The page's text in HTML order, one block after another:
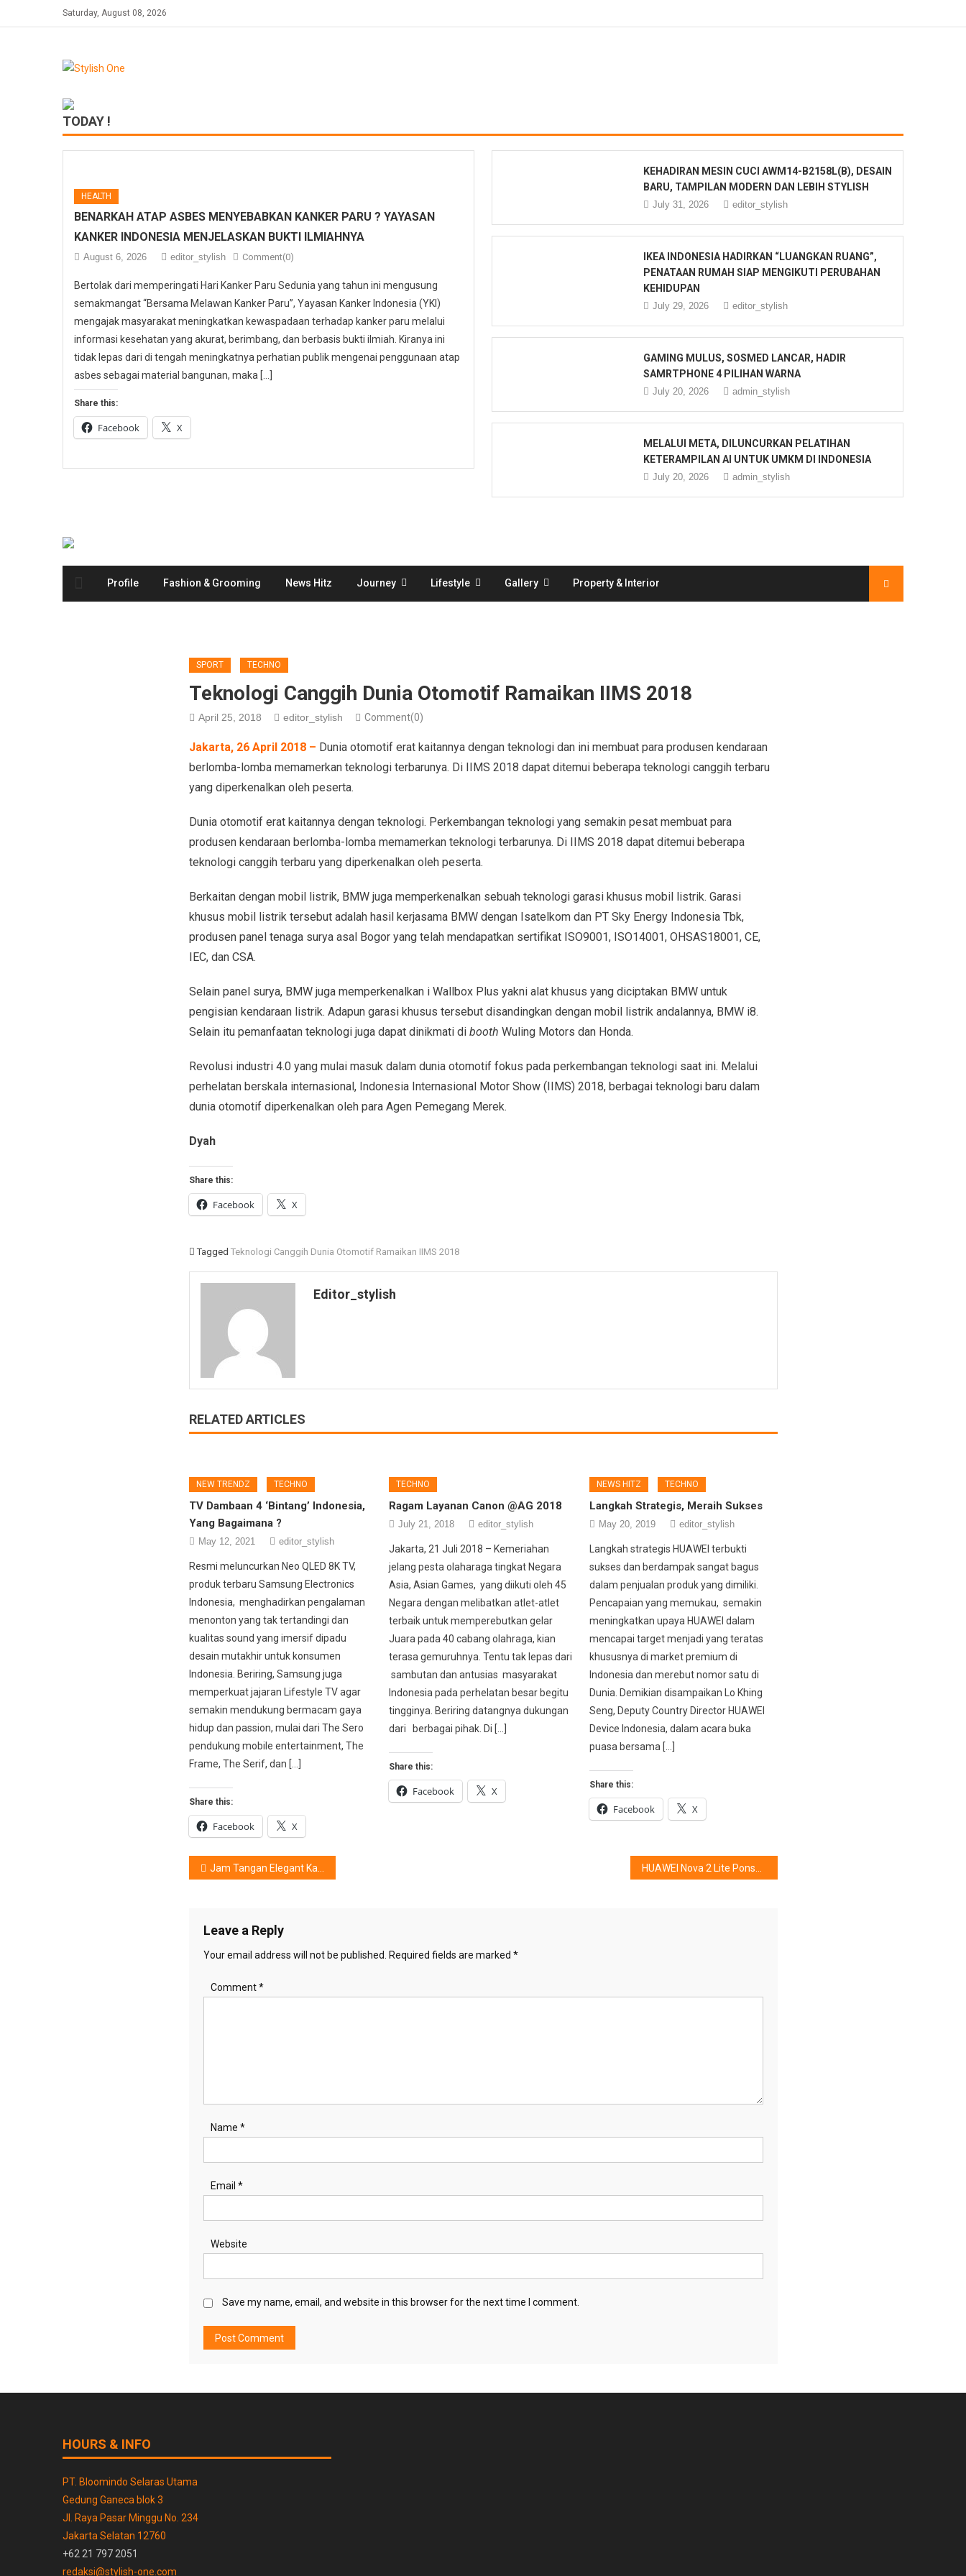
to
Saturday, August 08, 2026
TODAY !
HEALTH
BENARKAH ATAP ASBES MENYEBABKAN KANKER PARU ? YAYASAN
KANKER INDONESIA MENJELASKAN BUKTI ILMIAHNYA
August 6, 2026 editor_stylish Comment(0)
Bertolak dari memperingati Hari Kanker Paru Sedunia yang tahun ini mengusung
semakmangat “Bersama Melawan Kanker Paru”, Yayasan Kanker Indonesia (YKI)
mengajak masyarakat meningkatkan kewaspadaan terhadap kanker paru melalui
informasi kesehatan yang akurat, berimbang, dan berbasis bukti ilmiah. Kiranya ini
tidak lepas dari di tengah meningkatnya perhatian publik mengenai penggunaan atap
asbes sebagai material bangunan, maka […]
Share this:
Facebook X
KEHADIRAN MESIN CUCI AWM14-B2158L(B), DESAIN
BARU, TAMPILAN MODERN DAN LEBIH STYLISH
July 31, 2026 editor_stylish
IKEA INDONESIA HADIRKAN “LUANGKAN RUANG”,
PENATAAN RUMAH SIAP MENGIKUTI PERUBAHAN
KEHIDUPAN
July 29, 2026 editor_stylish
GAMING MULUS, SOSMED LANCAR, HADIR
SAMRTPHONE 4 PILIHAN WARNA
July 20, 2026 admin_stylish
MELALUI META, DILUNCURKAN PELATIHAN
KETERAMPILAN AI UNTUK UMKM DI INDONESIA
July 20, 2026 admin_stylish
Profile Fashion & Grooming News Hitz Journey Lifestyle Gallery Property & Interior
SPORT TECHNO
Teknologi Canggih Dunia Otomotif Ramaikan IIMS 2018
April 25, 2018 editor_stylish Comment(0)
Jakarta, 26 April 2018 – Dunia otomotif erat kaitannya dengan teknologi dan ini membuat para produsen kendaraan
berlomba-lomba memamerkan teknologi terbarunya. Di IIMS 2018 dapat ditemui beberapa teknologi canggih terbaru
yang diperkenalkan oleh peserta.
Dunia otomotif erat kaitannya dengan teknologi. Perkembangan teknologi yang semakin pesat membuat para
produsen kendaraan berlomba-lomba memamerkan teknologi terbarunya. Di IIMS 2018 dapat ditemui beberapa
teknologi canggih terbaru yang diperkenalkan oleh peserta.
Berkaitan dengan mobil listrik, BMW juga memperkenalkan sebuah teknologi garasi khusus mobil listrik. Garasi
khusus mobil listrik tersebut adalah hasil kerjasama BMW dengan Isatelkom dan PT Sky Energy Indonesia Tbk,
produsen panel tenaga surya asal Bogor yang telah mendapatkan sertifikat ISO9001, ISO14001, OHSAS18001, CE,
IEC, dan CSA.
Selain panel surya, BMW juga memperkenalkan i Wallbox Plus yakni alat khusus yang diciptakan BMW untuk
pengisian kendaraan listrik. Adapun garasi khusus tersebut disandingkan dengan mobil listrik andalannya, BMW i8.
Selain itu pemanfaatan teknologi juga dapat dinikmati di booth Wuling Motors dan Honda.
Revolusi industri 4.0 yang mulai masuk dalam dunia otomotif fokus pada perkembangan teknologi saat ini. Melalui
perhelatan berskala internasional, Indonesia Internasional Motor Show (IIMS) 2018, berbagai teknologi baru dalam
dunia otomotif diperkenalkan oleh para Agen Pemegang Merek.
Dyah
Share this:
Facebook X
Tagged Teknologi Canggih Dunia Otomotif Ramaikan IIMS 2018
Editor_stylish
RELATED ARTICLES
NEW TRENDZ TECHNO
TV Dambaan 4 ‘Bintang’ Indonesia,
Yang Bagaimana ?
May 12, 2021 editor_stylish
Resmi meluncurkan Neo QLED 8K TV,
produk terbaru Samsung Electronics
Indonesia, menghadirkan pengalaman
menonton yang tak tertandingi dan
kualitas sound yang imersif dipadu
desain mutakhir untuk konsumen
Indonesia. Beriring, Samsung juga
memperkuat jajaran Lifestyle TV agar
semakin mendukung bermacam gaya
hidup dan passion, mulai dari The Sero
pendukung mobile entertainment, The
Frame, The Serif, dan […]
Share this:
Facebook X
TECHNO
Ragam Layanan Canon @AG 2018
July 21, 2018 editor_stylish
Jakarta, 21 Juli 2018 – Kemeriahan
jelang pesta olaharaga tingkat Negara
Asia, Asian Games, yang diikuti oleh 45
Negara dengan melibatkan atlet-atlet
terbaik untuk memperebutkan gelar
Juara pada 40 cabang olahraga, kian
terasa gemuruhnya. Tentu tak lepas dari
sambutan dan antusias masyarakat
Indonesia pada perhelatan besar begitu
tingginya. Beriring datangnya dukungan
dari berbagai pihak. Di […]
Share this:
Facebook X
NEWS HITZ TECHNO
Langkah Strategis, Meraih Sukses
May 20, 2019 editor_stylish
Langkah strategis HUAWEI terbukti
sukses dan berdampak sangat bagus
dalam penjualan produk yang dimiliki.
Pencapaian yang memukau, semakin
meningkatkan upaya HUAWEI dalam
mencapai target menjadi yang teratas
khususnya di market premium di
Indonesia dan merebut nomor satu di
Dunia. Demikian disampaikan Lo Khing
Seng, Deputy Country Director HUAWEI
Device Indonesia, dalam acara buka
puasa bersama […]
Share this:
Facebook X
Post
Jam Tangan Elegant Karya Pemuda Indonesia
Leave a Reply
Your email address will not be published. Required fields are marked *
Comment*
Name *
Email *
Website
Save my name, email, and website in this browser for the next time I comment.
HOURS & INFO
PT. Bloomindo Selaras Utama
Gedung Ganeca blok 3
Jl. Raya Pasar Minggu No. 234
Jakarta Selatan 12760
+62 21 797 2051
redaksi@stylish-one.com